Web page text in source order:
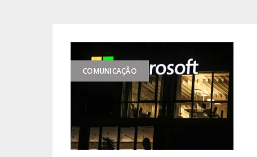
COMUNICAÇÃO